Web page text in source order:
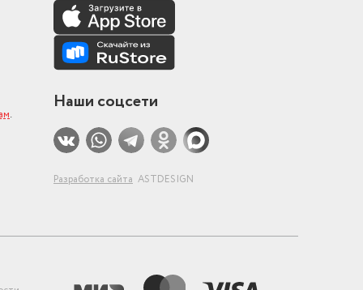
.
Наши соцсети
Разработка сайта ASTDESIGN